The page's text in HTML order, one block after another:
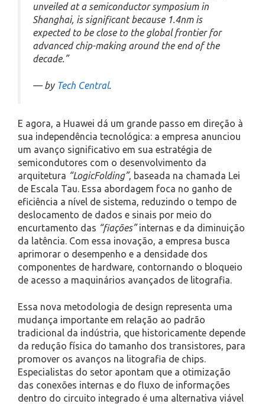
unveiled at a semiconductor symposium in
Shanghai, is significant because 1.4nm is
expected to be close to the global frontier for
advanced chip-making around the end of the
decade.”
— by Tech Central.
E agora, a Huawei dá um grande passo em direção à
sua independência tecnológica: a empresa anunciou
um avanço significativo em sua estratégia de
semicondutores com o desenvolvimento da
arquitetura “LogicFolding”, baseada na chamada Lei
de Escala Tau. Essa abordagem foca no ganho de
eficiência a nível de sistema, reduzindo o tempo de
deslocamento de dados e sinais por meio do
encurtamento das “fiações”internas e da diminuição
da latência. Com essa inovação, a empresa busca
aprimorar o desempenho e a densidade dos
componentes de hardware, contornando o bloqueio
de acesso a maquinários avançados de litografia.
Essa nova metodologia de design representa uma
mudança importante em relação ao padrão
tradicional da indústria, que historicamente depende
da redução física do tamanho dos transistores, para
promover os avanços na litografia de chips.
Especialistas do setor apontam que a otimização
das conexões internas e do fluxo de informações
dentro do circuito integrado é uma alternativa viável